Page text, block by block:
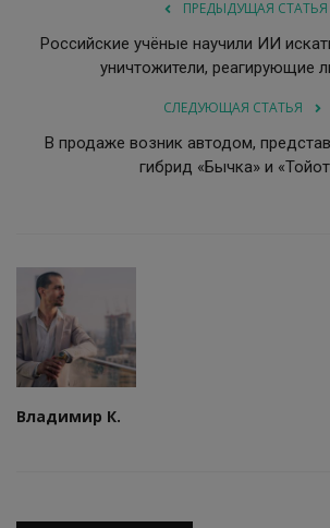
ПРЕДЫДУЩАЯ СТАТЬЯ
Российские учёные научили ИИ
уничтожители, реагирующие
СЛЕДУЮЩАЯ СТАТЬЯ
В продаже возник автодом,
гибрид «Бычка» и
Владимир К.